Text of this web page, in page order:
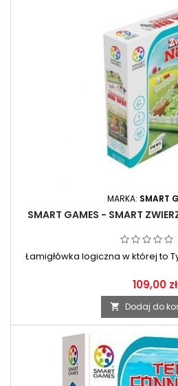
MARKA: SMART
SMART GAMES - SMART
Łamigłówka logiczna w której to
109,00 zł
 Dodaj do